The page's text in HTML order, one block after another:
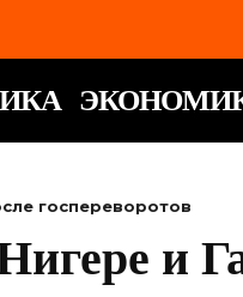
госпереворотов
и